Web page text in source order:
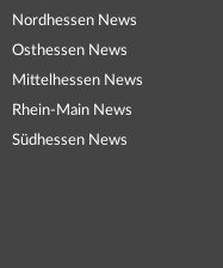
Nordhessen News
Osthessen News
Mittelhessen News
Rhein-Main News
Südhessen News